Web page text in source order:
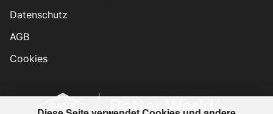
Datenschutz
AGB
Cookies